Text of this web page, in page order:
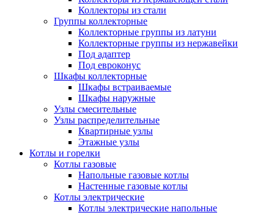
Коллекторы из стали
Группы коллекторные
Коллекторные группы из латуни
Коллекторные группы из нержавейки
Под адаптер
Под евроконус
Шкафы коллекторные
Шкафы встраиваемые
Шкафы наружные
Узлы смесительные
Узлы распределительные
Квартирные узлы
Этажные узлы
Котлы и горелки
Котлы газовые
Напольные газовые котлы
Настенные газовые котлы
Котлы электрические
Котлы электрические напольные